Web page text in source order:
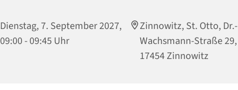
Dienstag, 7. September 2027,
09:00 - 09:45 Uhr
Zinnowitz, St. Otto, Dr.-
Wachsmann-Straße 29,
17454 Zinnowitz